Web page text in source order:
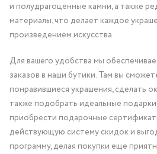
и полудрагоценные камни, а также
материалы, что делает каждое
произведением искусства.
Для вашего удобства мы
заказов в наши бутики. Там вы
понравившиеся украшения, сделать
также подобрать идеальные подарки
приобрести подарочные
действующую систему скидок и
программу, делая покупки еще